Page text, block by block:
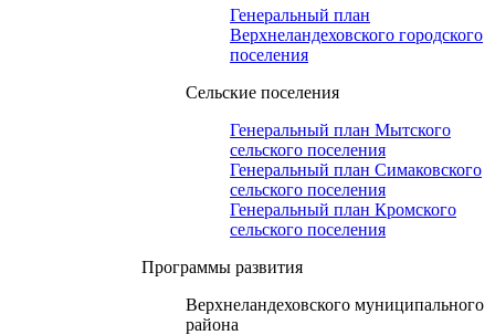
Генеральный план
Верхнеландеховского городского
поселения
Сельские поселения
Генеральный план Мытского
сельского поселения
Генеральный план Симаковского
сельского поселения
Генеральный план Кромского
сельского поселения
Программы развития
Верхнеландеховского муниципального
района